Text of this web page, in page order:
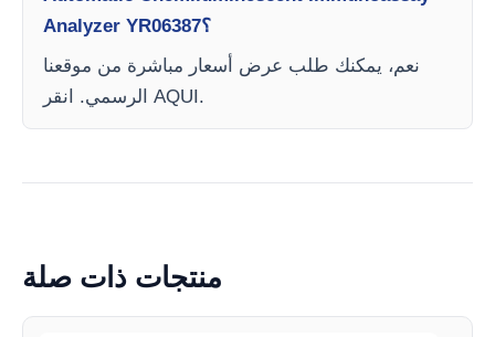
Analyzer YR06387؟
نعم، يمكنك طلب عرض أسعار مباشرة من موقعنا
الرسمي. انقر AQUI.
منتجات ذات صلة